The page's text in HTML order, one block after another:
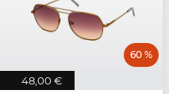
48,00 €
60 %